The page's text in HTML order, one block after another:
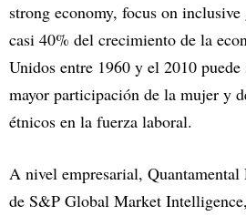
strong economy, focus on
casi 40% del crecimiento de la
Unidos entre 1960 y el 2010
mayor participación de la mujer y
étnicos en la fuerza laboral.
A nivel empresarial, Quantamental
de S&P Global Market